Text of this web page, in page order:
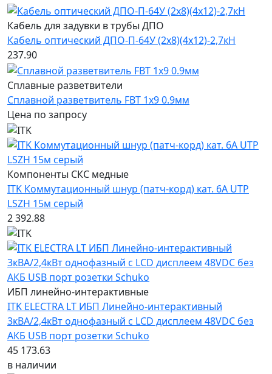
Кабель для задувки в трубы ДПО
Кабель оптический ДПО-П-64У (2х8)(4х12)-2,7кН
237.90
Сплавные разветвители
Сплавной разветвитель FBT 1x9 0.9мм
Цена по запросу
Компоненты СКС медные
ITK Коммутационный шнур (патч-корд) кат. 6А UTP
LSZH 15м серый
2 392.88
ИБП линейно-интерактивные
ITK ELECTRA LT ИБП Линейно-интерактивный
3кВА/2,4кВт однофазный с LCD дисплеем 48VDC без
АКБ USB порт розетки Schuko
45 173.63
в наличии